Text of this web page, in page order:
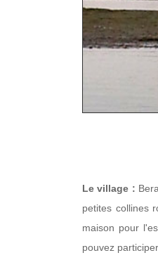
Le village :
petites collines
maison pour
pouvez